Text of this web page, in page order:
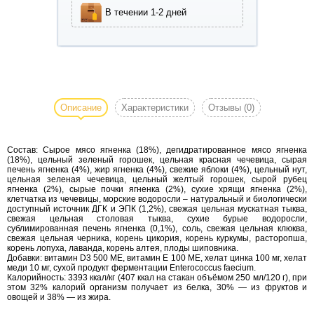
В течении 1-2 дней
яблоком Acana
Grass-Fed Lamb -
соответствующий
гипоаллергенный
сухой корм для
собак с
чувствительным
пищеварением.
Корм ACANA
Grass - Fed Lamb
с одним
источником белка
Описание Характеристики Отзывы (0)
Состав: Сырое мясо ягненка (18%), дегидратированное мясо ягненка
(18%), цельный зеленый горошек, цельная красная чечевица, сырая
печень ягненка (4%), жир ягненка (4%), свежие яблоки (4%), цельный нут,
цельная зеленая чечевица, цельный желтый горошек, сырой рубец
ягненка (2%), сырые почки ягненка (2%), сухие хрящи ягненка (2%),
клетчатка из чечевицы, морские водоросли – натуральный и биологически
доступный источник ДГК и ЭПК (1,2%), свежая цельная мускатная тыква,
свежая цельная столовая тыква, сухие бурые водоросли,
сублимированная печень ягненка (0,1%), соль, свежая цельная клюква,
свежая цельная черника, корень цикория, корень куркумы, расторопша,
корень лопуха, лаванда, корень алтея, плоды шиповника.
Добавки: витамин D3 500 МЕ, витамин Е 100 МЕ, хелат цинка 100 мг, хелат
меди 10 мг, сухой продукт ферментации Enterococcus faecium.
Калорийность: 3393 ккал/кг (407 ккал на стакан объёмом 250 мл/120 г), при
этом 32% калорий организм получает из белка, 30% — из фруктов и
овощей и 38% — из жира.